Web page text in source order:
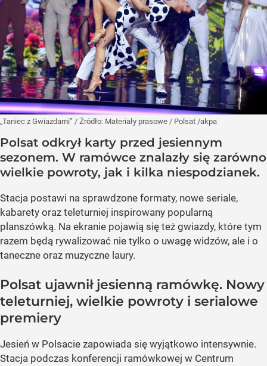
„Taniec z Gwiazdami” / Źródło: Materiały prasowe / Polsat /akpa
Polsat odkrył karty przed jesiennym
sezonem. W ramówce znalazły się zarówno
wielkie powroty, jak i kilka niespodzianek.
Stacja postawi na sprawdzone formaty, nowe seriale,
kabarety oraz teleturniej inspirowany popularną
planszówką. Na ekranie pojawią się też gwiazdy, które tym
razem będą rywalizować nie tylko o uwagę widzów, ale i o
taneczne oraz muzyczne laury.
Polsat ujawnił jesienną ramówkę. Nowy
teleturniej, wielkie powroty i serialowe
premiery
Jesień w Polsacie zapowiada się wyjątkowo intensywnie.
Stacja podczas konferencji ramówkowej w Centrum